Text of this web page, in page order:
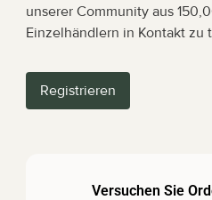
unserer Community aus
Einzelhändlern in Kontakt zu
Registrieren
Versuchen Sie